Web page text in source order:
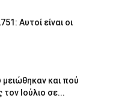
Αυτοί είναι οι
και πού
τον Ιούλιο σε...